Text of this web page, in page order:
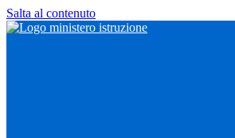
Salta al contenuto